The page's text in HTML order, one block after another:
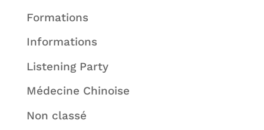
Formations
Informations
Listening Party
Médecine Chinoise
Non classé